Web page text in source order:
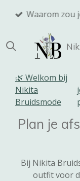
de
hoofdinhoud
Waarom zou
🌿 Welkom bij
Nikita
Bruidsmode
Plan je
Bij Nikita
outfit voor